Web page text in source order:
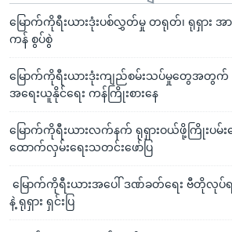
မြောက်ကိုရီးယားဒုံးပစ်လွှတ်မှု တရုတ်၊ ရုရှား အ
ကန် စွပ်စွဲ
မြောက်ကိုရီးယားဒုံးကျည်စမ်းသပ်မှုတွေအတွက်
အရေးယူနိုင်ရေး ကန်ကြိုးစားနေ
မြောက်ကိုရီးယားလက်နက် ရုရှားဝယ်ဖို့ကြိုးပမ်း
ထောက်လှမ်းရေးသတင်းဖော်ပြ
မြောက်ကိုရီးယားအပေါ် ဒဏ်ခတ်ရေး ဗီတိုလု
နဲ့ ရုရှား ရှင်းပြ